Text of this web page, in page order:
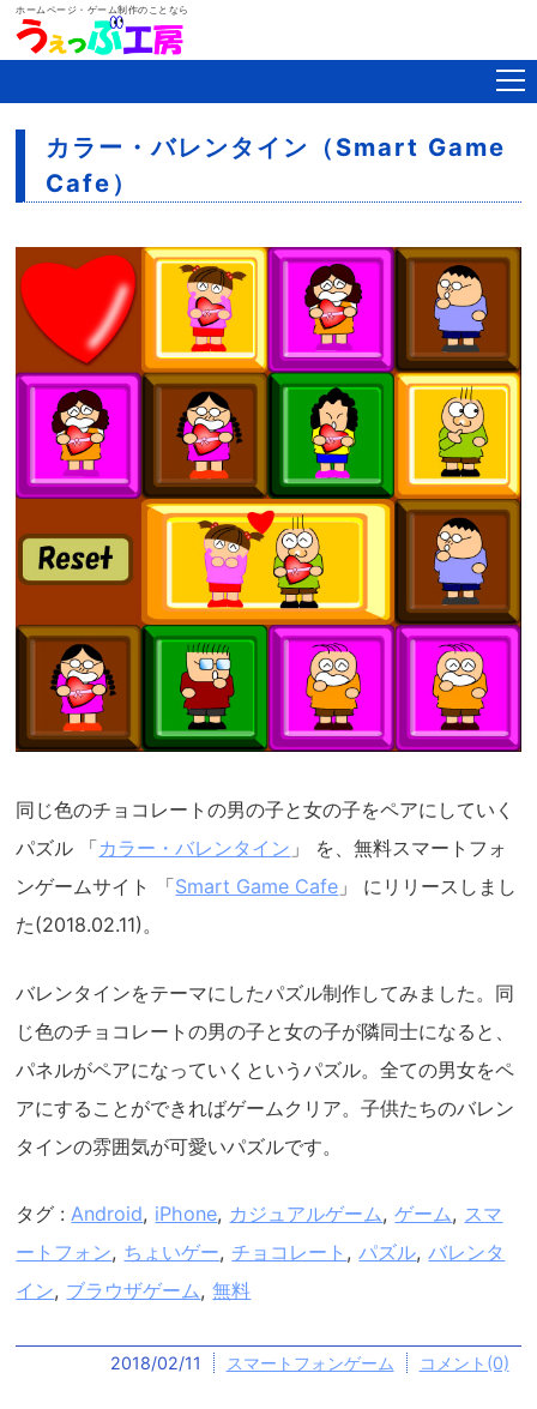
ホームページ・ゲーム制作のことなら
カラー・バレンタイン（Smart Game
Cafe）
同じ色のチョコレートの男の子と女の子をペアにしていく
パズル 「カラー・バレンタイン 」 を、無料スマートフォ
ンゲームサイト 「Smart Game Cafe 」 にリリースしまし
た(2018.02.11)。
バレンタインをテーマにしたパズル制作してみました。同
じ色のチョコレートの男の子と女の子が隣同士になると、
パネルがペアになっていくというパズル。全ての男女をペ
アにすることができればゲームクリア。子供たちのバレン
タインの雰囲気が可愛いパズルです。
タグ : Android, iPhone, カジュアルゲーム,ゲーム, スマ
ートフォン, ちょいゲー, チョコレート ,パズル,バレンタ
イン, ブラウザゲーム,無料
2018/02/11 スマートフォンゲーム コメント(0)